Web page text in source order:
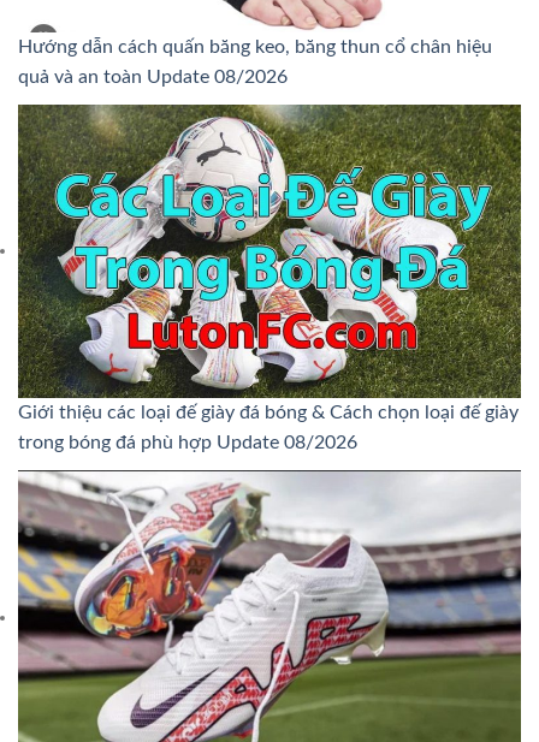
Hướng dẫn cách quấn băng keo, băng thun cổ chân hiệu
quả và an toàn Update 08/2026
Giới thiệu các loại đế giày đá bóng & Cách chọn loại đế giày
trong bóng đá phù hợp Update 08/2026